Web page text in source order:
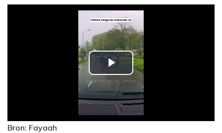
P
l
a
Bron: Fayaah